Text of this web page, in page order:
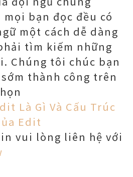
bạn đọc đều có
một cách dễ dàng
tìm kiếm những
Chúng tôi chúc bạn
thành công trên
Là Gì Và Cấu Trúc
Edit
vui lòng liên hệ với